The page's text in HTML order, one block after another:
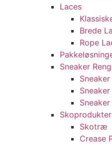
Laces
Brede
Rope
Sneaker
Skoprodukter
Skotræ
Crease